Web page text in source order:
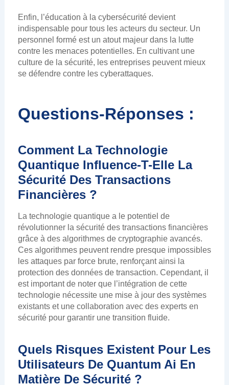
Enfin, l’éducation à la cybersécurité devient
indispensable pour tous les acteurs du secteur. Un
personnel formé est un atout majeur dans la lutte
contre les menaces potentielles. En cultivant une
culture de la sécurité, les entreprises peuvent mieux
se défendre contre les cyberattaques.
Questions-Réponses :
Comment La Technologie
Quantique Influence-T-Elle La
Sécurité Des Transactions
Financières ?
La technologie quantique a le potentiel de
révolutionner la sécurité des transactions financières
grâce à des algorithmes de cryptographie avancés.
Ces algorithmes peuvent rendre presque impossibles
les attaques par force brute, renforçant ainsi la
protection des données de transaction. Cependant, il
est important de noter que l’intégration de cette
technologie nécessite une mise à jour des systèmes
existants et une collaboration avec des experts en
sécurité pour garantir une transition fluide.
Quels Risques Existent Pour Les
Utilisateurs De Quantum Ai En
Matière De Sécurité ?